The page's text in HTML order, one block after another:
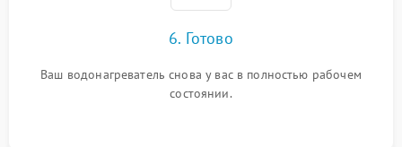
6. Готово
Ваш водонагреватель снова у вас в полностью рабочем
состоянии.